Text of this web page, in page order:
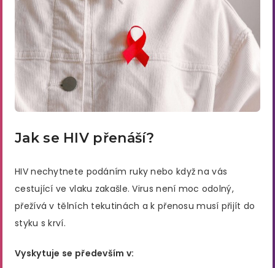
Jak se HIV přenáší?
HIV nechytnete podáním ruky nebo když na vás
cestující ve vlaku zakašle. Virus není moc odolný,
přežívá v tělních tekutinách a k přenosu musí přijít do
styku s krví.
Vyskytuje se především v: